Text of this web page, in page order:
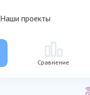
Наши проекты
Сравнение